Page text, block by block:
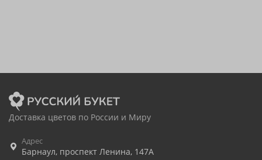
Доставка цветов по России и Миру
Адрес
Барнаул, проспект Ленина, 147А